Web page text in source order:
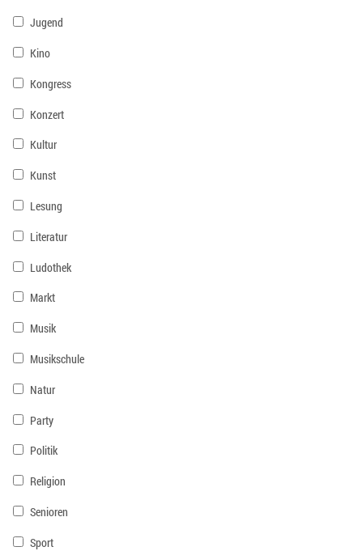
Jugend
Kino
Kongress
Konzert
Kultur
Kunst
Lesung
Literatur
Ludothek
Markt
Musik
Musikschule
Natur
Party
Politik
Religion
Senioren
Sport